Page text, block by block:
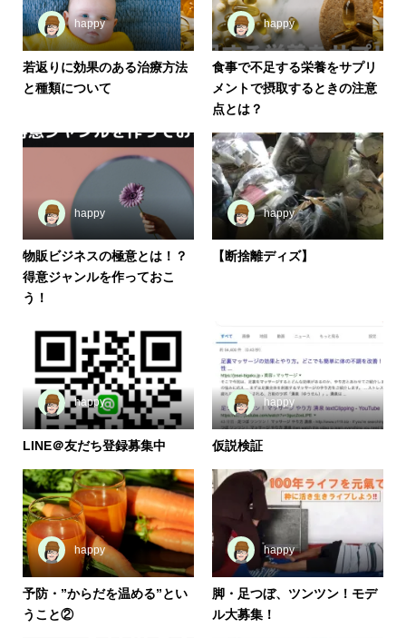
happy
若返りに効果のある治療方法
と種類について
happy
食事で不足する栄養をサプリ
メントで摂取するときの注意
点とは？
happy
物販ビジネスの極意とは！？
得意ジャンルを作っておこ
う！
happy
【断捨離ディズ】
happy
LINE＠友だち登録募集中
happy
仮説検証
happy
予防・”からだを温める”とい
うこと②
happy
脚・足つぼ、ツンツン！モデ
ル大募集！